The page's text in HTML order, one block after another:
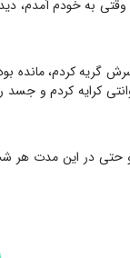
وقتی به خودم آمدم،
گریه کردم، مانده
کرایه کردم و جسد
حتی در این مدت هر